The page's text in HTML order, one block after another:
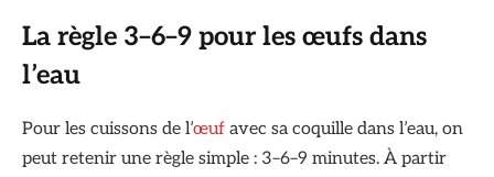
La règle 3–6–9 pour les œufs dans
l’eau
Pour les cuissons de l’œuf avec sa coquille dans l’eau, on
peut retenir une règle simple : 3–6–9 minutes. À partir